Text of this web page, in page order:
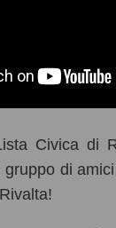
Civica di
gruppo di